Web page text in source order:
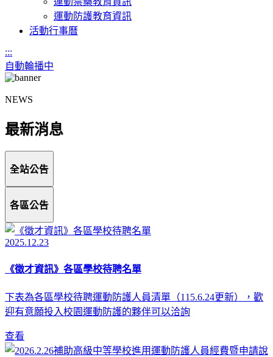
運動防護教育資訊
活動行事曆
:::
自動輪播中
NEWS
最新消息
全站公告
各區公告
2025.12.23
《徵才資訊》各區學校待聘名單
下表為各區學校待聘運動防護人員清單（115.6.24更新），歡
迎有意願投入校園運動防護的夥伴可以洽詢
查看